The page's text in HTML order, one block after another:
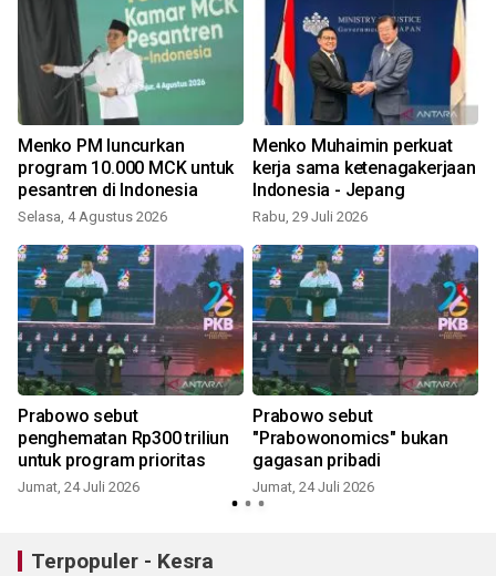
Menko PM luncurkan
program 10.000 MCK untuk
pesantren di Indonesia
Selasa, 4 Agustus 2026
Menko Muhaimin perkuat
kerja sama ketenagakerjaan
Indonesia - Jepang
Rabu, 29 Juli 2026
Prabowo sebut
penghematan Rp300 triliun
untuk program prioritas
Jumat, 24 Juli 2026
Prabowo sebut
"Prabowonomics" bukan
gagasan pribadi
Jumat, 24 Juli 2026
Terpopuler - Kesra